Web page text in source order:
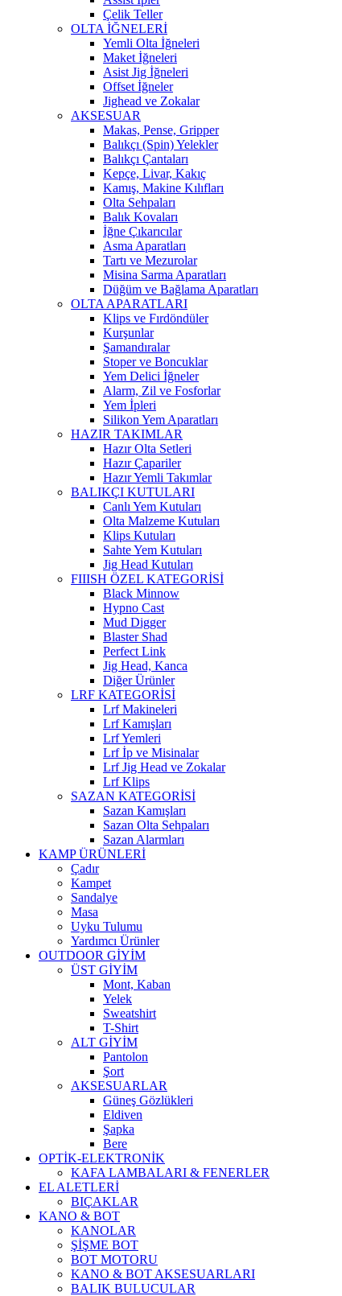
Çelik Teller
OLTA İĞNELERİ
Yemli Olta İğneleri
Maket İğneleri
Asist Jig İğneleri
Offset İğneler
Jighead ve Zokalar
AKSESUAR
Makas, Pense, Gripper
Balıkçı (Spin) Yelekler
Balıkçı Çantaları
Kepçe, Livar, Kakıç
Kamış, Makine Kılıfları
Olta Sehpaları
Balık Kovaları
İğne Çıkarıcılar
Asma Aparatları
Tartı ve Mezurolar
Misina Sarma Aparatları
Düğüm ve Bağlama Aparatları
OLTA APARATLARI
Klips ve Fırdöndüler
Kurşunlar
Şamandıralar
Stoper ve Boncuklar
Yem Delici İğneler
Alarm, Zil ve Fosforlar
Yem İpleri
Silikon Yem Aparatları
HAZIR TAKIMLAR
Hazır Olta Setleri
Hazır Çapariler
Hazır Yemli Takımlar
BALIKÇI KUTULARI
Canlı Yem Kutuları
Olta Malzeme Kutuları
Klips Kutuları
Sahte Yem Kutuları
Jig Head Kutuları
FIIISH ÖZEL KATEGORİSİ
Black Minnow
Hypno Cast
Mud Digger
Blaster Shad
Perfect Link
Jig Head, Kanca
Diğer Ürünler
LRF KATEGORİSİ
Lrf Makineleri
Lrf Kamışları
Lrf Yemleri
Lrf İp ve Misinalar
Lrf Jig Head ve Zokalar
Lrf Klips
SAZAN KATEGORİSİ
Sazan Kamışları
Sazan Olta Sehpaları
Sazan Alarmları
KAMP ÜRÜNLERİ
Çadır
Kampet
Sandalye
Masa
Uyku Tulumu
Yardımcı Ürünler
OUTDOOR GİYİM
ÜST GİYİM
Mont, Kaban
Yelek
Sweatshirt
T-Shirt
ALT GİYİM
Pantolon
Şort
AKSESUARLAR
Güneş Gözlükleri
Eldiven
Şapka
Bere
OPTİK-ELEKTRONİK
KAFA LAMBALARI & FENERLER
EL ALETLERİ
BIÇAKLAR
KANO & BOT
KANOLAR
ŞİŞME BOT
BOT MOTORU
KANO & BOT AKSESUARLARI
BALIK BULUCULAR